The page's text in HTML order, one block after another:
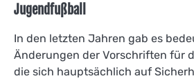
Jugendfußball
In den letzten Jahren gab es
Änderungen der Vorschriften für
die sich hauptsächlich auf